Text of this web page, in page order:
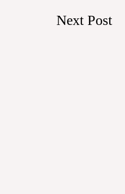
Next Post